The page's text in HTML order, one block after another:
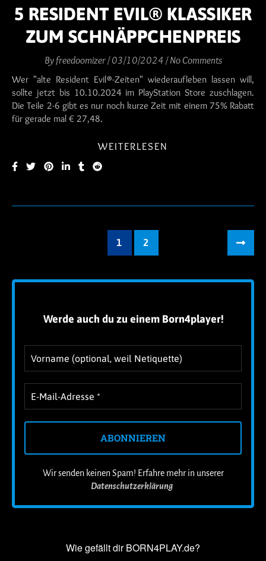
5 RESIDENT EVIL® KLASSIKER
ZUM SCHNÄPPCHENPREIS
Byfreedoomizer/ 03/10/2024 / No Comments
Wer "alte Resident Evil®-Zeiten" wiederaufleben lassen will,
sollte jetzt bis 10.10.2024 im PlayStation Store zuschlagen.
Die Teile 2-6 gibt es nur noch kurze Zeit mit einem 75% Rabatt
für gerade mal € 27,48.
WEITERLESEN
1 2
Werde auch du zu einem Born4player!
Wir senden keinen Spam! Erfahre mehr in unserer
Datenschutzerklärung
Wie gefällt dir BORN4PLAY.de?